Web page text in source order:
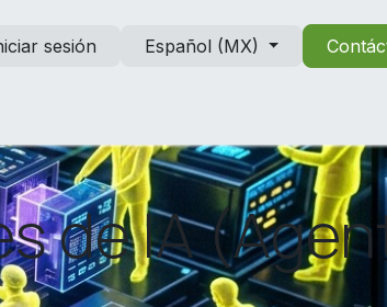
sesión
Español (MX)
de IA